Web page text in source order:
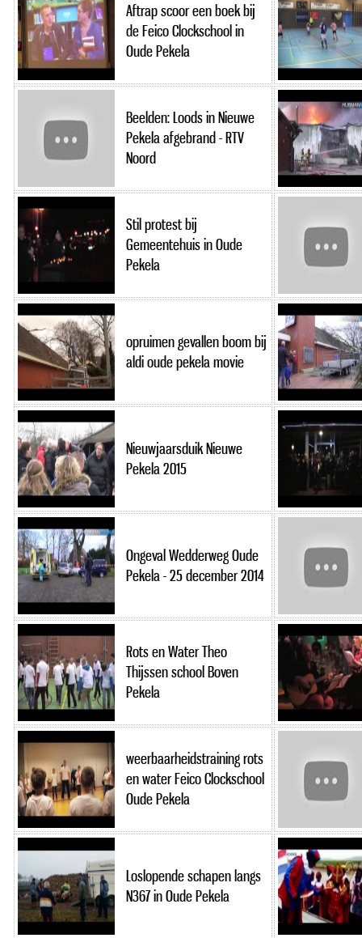
Aftrap scoor een boek bij
de Feico Clockschool in
Oude Pekela
Beelden: Loods in Nieuwe
Pekela afgebrand - RTV
Noord
Stil protest bij
Gemeentehuis in Oude
Pekela
opruimen gevallen boom bij
aldi oude pekela movie
Nieuwjaarsduik Nieuwe
Pekela 2015
Ongeval Wedderweg Oude
Pekela - 25 december 2014
Rots en Water Theo
Thijssen school Boven
Pekela
weerbaarheidstraining rots
en water Feico Clockschool
Oude Pekela
Loslopende schapen langs
N367 in Oude Pekela